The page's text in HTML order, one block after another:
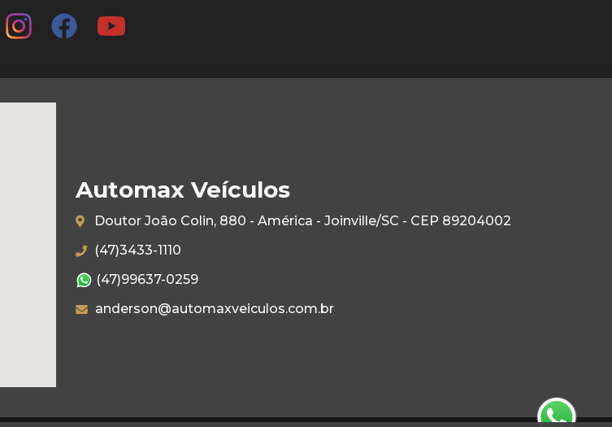
Automax Veículos
Doutor João Colin, 880 - América - Joinville/SC - CEP 89204002
(47)3433-1110
(47)99637-0259
anderson@automaxveiculos.com.br